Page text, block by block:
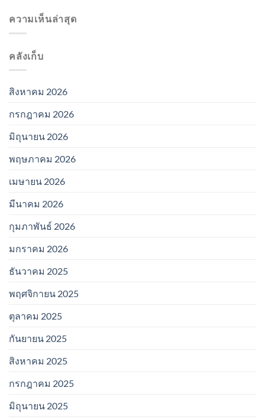
ความเห็นล่าสุด
คลังเก็บ
สิงหาคม 2026
กรกฎาคม 2026
มิถุนายน 2026
พฤษภาคม 2026
เมษายน 2026
มีนาคม 2026
กุมภาพันธ์ 2026
มกราคม 2026
ธันวาคม 2025
พฤศจิกายน 2025
ตุลาคม 2025
กันยายน 2025
สิงหาคม 2025
กรกฎาคม 2025
มิถุนายน 2025